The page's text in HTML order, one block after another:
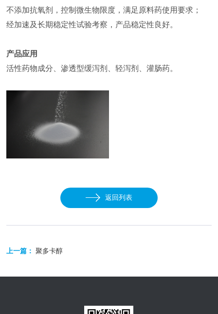
不添加抗氧剂，控制微生物限度，满足原料药使用要求；
经加速及长期稳定性试验考察，产品稳定性良好。
产品应用
活性药物成分、渗透型缓泻剂、轻泻剂、灌肠药。
返回列表
上一篇：聚多卡醇